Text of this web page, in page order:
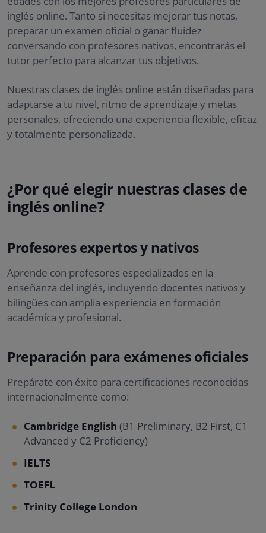
inglés online. Tanto si necesitas mejorar tus notas,
preparar un examen oficial o ganar fluidez
conversando con profesores nativos, encontrarás el
tutor perfecto para alcanzar tus objetivos.
Nuestras clases de inglés online están diseñadas para
adaptarse a tu nivel, ritmo de aprendizaje y metas
personales, ofreciendo una experiencia flexible, eficaz
y totalmente personalizada.
¿Por qué elegir nuestras clases de
inglés online?
Profesores expertos y nativos
Aprende con profesores especializados en la
enseñanza del inglés, incluyendo docentes nativos y
bilingües con amplia experiencia en formación
académica y profesional.
Preparación para exámenes oficiales
Prepárate con éxito para certificaciones reconocidas
internacionalmente como:
Cambridge English (B1 Preliminary, B2 First, C1
Advanced y C2 Proficiency)
IELTS
TOEFL
Trinity College London